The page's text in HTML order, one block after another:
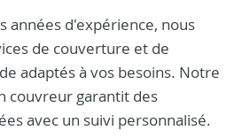
années d'expérience, nous
de couverture et de
adaptés à vos besoins. Notre
couvreur garantit des
avec un suivi personnalisé.